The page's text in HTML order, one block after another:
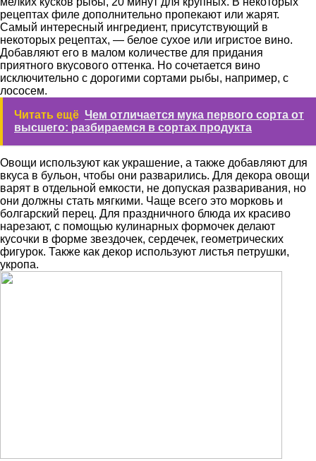
рецептах филе дополнительно пропекают или жарят.
Самый интересный ингредиент, присутствующий в
некоторых рецептах, — белое сухое или игристое вино.
Добавляют его в малом количестве для придания
приятного вкусового оттенка. Но сочетается вино
исключительно с дорогими сортами рыбы, например, с
лососем.
Читать ещё Чем отличается мука первого сорта от
высшего: разбираемся в сортах продукта
Овощи используют как украшение, а также добавляют для
вкуса в бульон, чтобы они разварились. Для декора овощи
варят в отдельной емкости, не допуская разваривания, но
они должны стать мягкими. Чаще всего это морковь и
болгарский перец. Для праздничного блюда их красиво
нарезают, с помощью кулинарных формочек делают
кусочки в форме звездочек, сердечек, геометрических
фигурок. Также как декор используют листья петрушки,
укропа.